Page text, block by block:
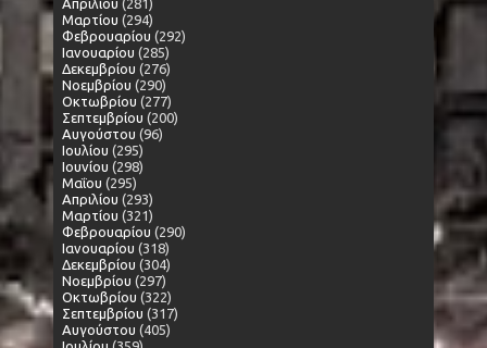
Απριλίου (281)
Μαρτίου (294)
Φεβρουαρίου (292)
Ιανουαρίου (285)
Δεκεμβρίου (276)
Νοεμβρίου (290)
Οκτωβρίου (277)
Σεπτεμβρίου (200)
Αυγούστου (96)
Ιουλίου (295)
Ιουνίου (298)
Μαΐου (295)
Απριλίου (293)
Μαρτίου (321)
Φεβρουαρίου (290)
Ιανουαρίου (318)
Δεκεμβρίου (304)
Νοεμβρίου (297)
Οκτωβρίου (322)
Σεπτεμβρίου (317)
Αυγούστου (405)